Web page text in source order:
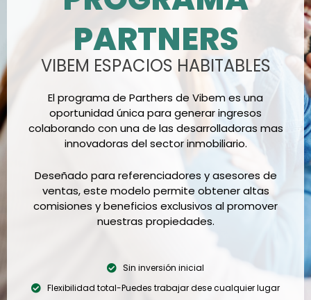
PARTNERS
VIBEM ESPACIOS HABITABLES
El programa de Parthers de Vibem es una
oportunidad única para generar ingresos
colaborando con una de las desarrolladoras mas
innovadoras del sector inmobiliario.
Deseñado para referenciadores y asesores de
ventas, este modelo permite obtener altas
comisiones y beneficios exclusivos al promover
nuestras propiedades.
Sin inversión inicial
Flexibilidad total-Puedes trabajar dese cualquier lugar